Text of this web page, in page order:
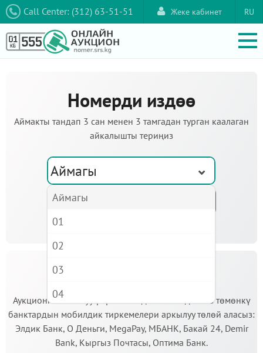
Call Center: (312) 63-51-51 RU
Жеке кабинет
Номерди издөө
Аймакты тандап 3 сан менен 3 тамгадан турган каалаган
айкалышты териңиз
Аймагы
Аукционго катышуу үчүн кепилдик салымды Сиз төмөнкү
банктардын мобилдик тиркемелери аркылуу төлөй аласыз:
Элдик Банк, О Деньги, MegaPay, МБАНК, Бакай 24, Demir
Bank, Кыргыз Почтасы, Оптима Банк.
Аймагы
01
02
03
04
05
06